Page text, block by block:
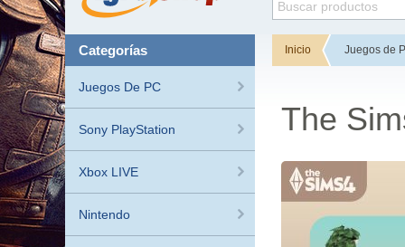
categorías
Juegos De PC
Sony PlayStation
Xbox LIVE
Nintendo
Inicio Juegos de
The